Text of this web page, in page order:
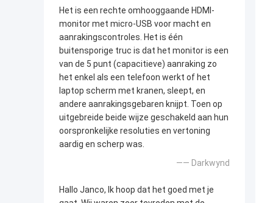
Het is een rechte omhooggaande HDMI-
monitor met micro-USB voor macht en
aanrakingscontroles. Het is één
buitensporige truc is dat het monitor is een
van de 5 punt (capacitieve) aanraking zo
het enkel als een telefoon werkt of het
laptop scherm met kranen, sleept, en
andere aanrakingsgebaren knijpt. Toen op
uitgebreide beide wijze geschakeld aan hun
oorspronkelijke resoluties en vertoning
aardig en scherp was.
—— Darkwynd
Hallo Janco, Ik hoop dat het goed met je